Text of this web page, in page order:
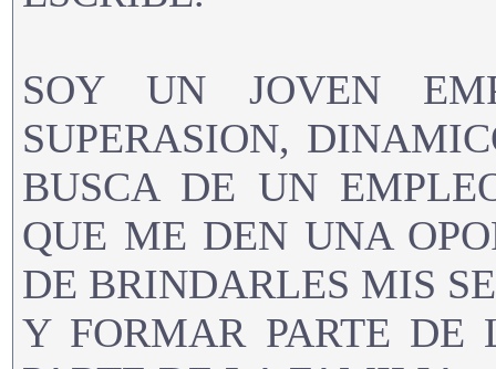
SOY UN JOVEN
SUPERASION,
BUSCA DE UN
QUE ME DEN UNA
DE BRINDARLES MIS
Y FORMAR PARTE DE